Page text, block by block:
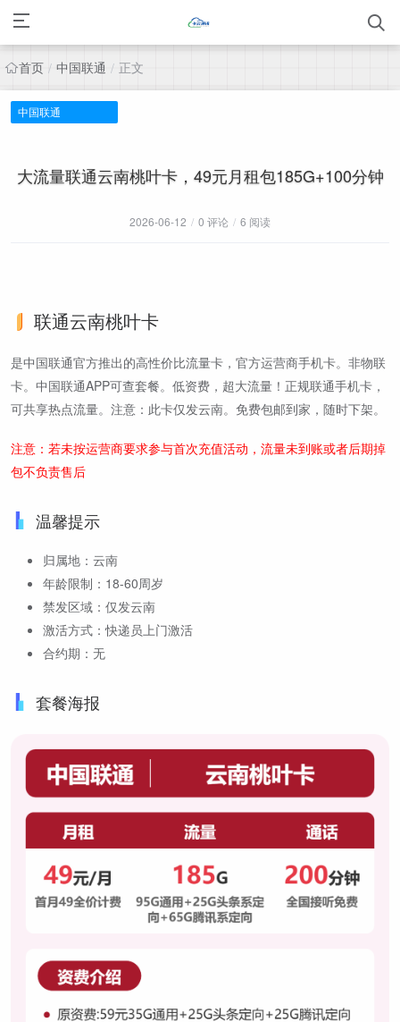
首页 / 中国联通 / 正文
中国联通
大流量联通云南桃叶卡，49元月租包185G+100分钟
2026-06-12 / 0 评论 / 6 阅读
联通云南桃叶卡
是中国联通官方推出的高性价比流量卡，官方运营商手机卡。非物联
卡。中国联通APP可查套餐。低资费，超大流量！正规联通手机卡，
可共享热点流量。注意：此卡仅发云南。免费包邮到家，随时下架。
注意：若未按运营商要求参与首次充值活动，流量未到账或者后期掉
包不负责售后
温馨提示
归属地：云南
年龄限制：18-60周岁
禁发区域：仅发云南
激活方式：快递员上门激活
合约期：无
套餐海报